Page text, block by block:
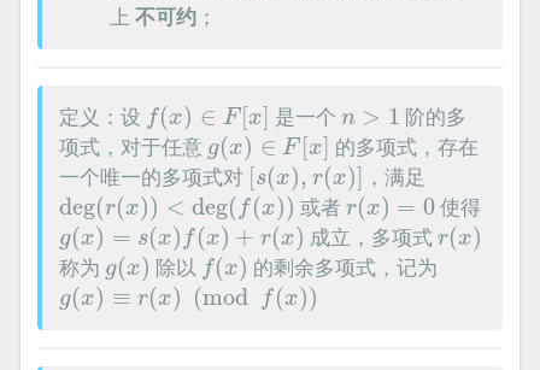
上 不可约；
定义：设 f(x) ∈ F[x]
f(x)∈ F[ x] 是一个 n > 1
n >1
阶的多
项式，对于任意 g(x) ∈ F [x]
g(x)∈F[x]
的多项式，存在
一个唯一的多项式对 [s(x), r(x)]
[s(x),r(x)]
，满足
deg(r(x)) < deg( f (x))
deg(r(x))<deg(f(x)) 或者 r(x) = 0
r(x)=0 使得
g(x) = s(x) f(x) + r(x)
g(x)= s x)f(x)+r(x) 成立，多项式 r(x)
r(x)
称为 g(x)
g(x) 除以 f(x)
f(x) 的剩余多项式，记为
g(x) ≡ r(x) (mod f (x))
g(x)≡r( x)(modf(x))